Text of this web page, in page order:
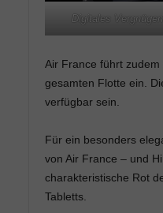
Digitales
Air France führt
gesamten Flotte ein.
verfügbar sein.
Für ein besonders
von Air France – und
charakteristische Rot
Tabletts.